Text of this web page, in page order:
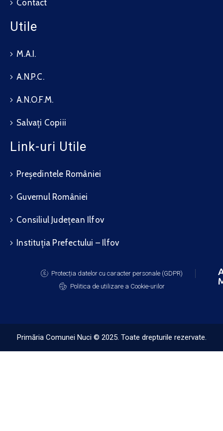
Contact
Utile
M.A.I.
A.N.P.C.
A.N.O.F.M.
Salvați Copiii
Link-uri Utile
Președintele României
Guvernul României
Consiliul Județean Ilfov
Instituția Prefectului – Ilfov
Protecția datelor cu caracter personale (GDPR)
Politica de utilizare a Cookie-urilor
Primăria Comunei Nuci © 2025. Toate drepturile rezervate.